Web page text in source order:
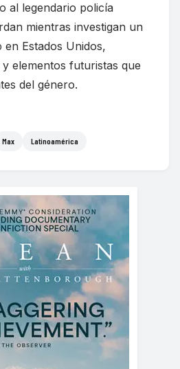
al legendario policía
mientras investigan un
en Estados Unidos,
elementos futuristas que
del género.
Max Latinoamérica